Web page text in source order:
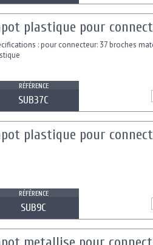
plastique pour
: pour connecteur: 37 broches
RÉFÉRENCE
SUB37C
plastique pour
RÉFÉRENCE
SUB9C